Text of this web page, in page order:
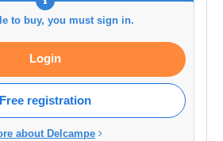
to buy, you must sign in.
Login
Free registration
about Delcampe